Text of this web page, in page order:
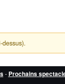
dessus).
- Prochains